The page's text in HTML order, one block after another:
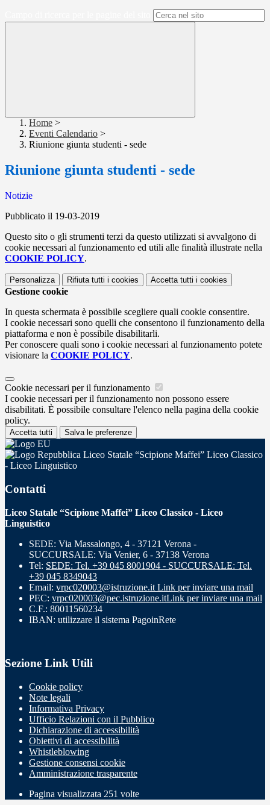
Home >
Eventi Calendario >
Riunione giunta studenti - sede
Riunione giunta studenti - sede
Notizie
Pubblicato il 19-03-2019
Questo sito o gli strumenti terzi da questo utilizzati si avvalgono di
cookie necessari al funzionamento ed utili alle finalità illustrate nella
COOKIE POLICY.
Personalizza Rifiuta tutti i cookies Accetta tutti i cookies
Gestione cookie
In questa schermata è possibile scegliere quali cookie consentire.
I cookie necessari sono quelli che consentono il funzionamento della
piattaforma e non è possibile disabilitarli.
Per conoscere quali sono i cookie necessari al funzionamento potete
visionare la COOKIE POLICY.
Cookie necessari per il funzionamento
I cookie necessari per il funzionamento non possono essere
disabilitati. È possibile consultare l'elenco nella pagina della cookie
policy.
Accetta tutti Salva le preferenze
Liceo Statale “Scipione Maffei” Liceo Classico
- Liceo Linguistico
Contatti
Liceo Statale “Scipione Maffei” Liceo Classico - Liceo
Linguistico
SEDE: Via Massalongo, 4 - 37121 Verona -
SUCCURSALE: Via Venier, 6 - 37138 Verona
Tel: SEDE: Tel. +39 045 8001904 - SUCCURSALE: Tel.
+39 045 8349043
Email: vrpc020003@istruzione.it Link per inviare una mail
PEC: vrpc020003@pec.istruzione.itLink per inviare una mail
C.F.: 80011560234
IBAN: utilizzare il sistema PagoinRete
Sezione Link Utili
Cookie policy
Note legali
Informativa Privacy
Ufficio Relazioni con il Pubblico
Dichiarazione di accessibilità
Obiettivi di accessibilità
Whistleblowing
Gestione consensi cookie
Amministrazione trasparente
Pagina visualizzata 251 volte